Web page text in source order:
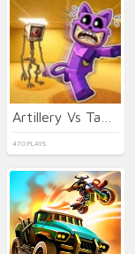
470 PLAYS